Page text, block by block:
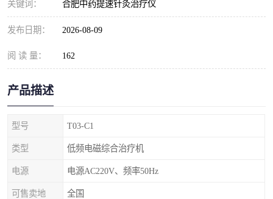
关键词： 合肥中药提速针灸治疗仪
发布日期： 2026-08-09
阅 读 量： 162
产品描述
型号 T03-C1
类型 低频电磁综合治疗机
电源 电源AC220V、频率50Hz
可售卖地 全国